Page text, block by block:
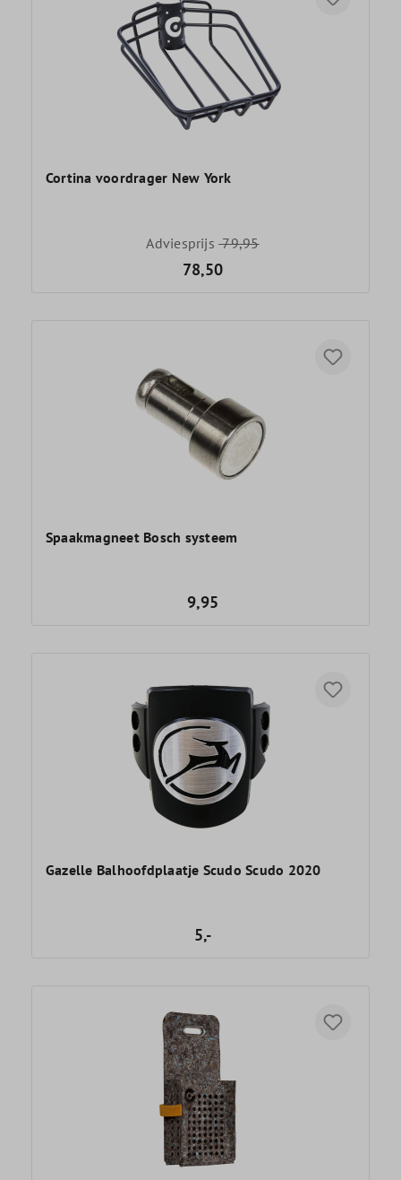
Cortina voordrager New York
Adviesprijs79,95
78,50
Spaakmagneet Bosch systeem
9,95
Gazelle Balhoofdplaatje Scudo Scudo 2020
5,-